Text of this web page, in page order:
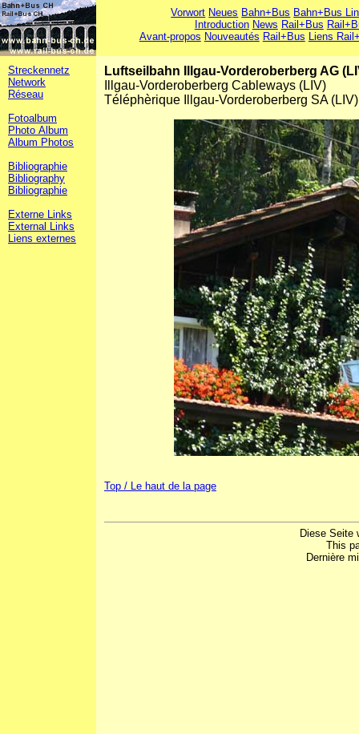
Vorwort Neues Bahn+Bus Bahn+Bus
Introduction News Rail+Bus
Avant-propos Nouveautés Rail+Bus Liens
Streckennetz
Network
Réseau
Fotoalbum
Photo Album
Album Photos
Bibliographie
Bibliography
Bibliographie
Externe Links
External Links
Liens externes
Luftseilbahn Illgau-Vorderoberberg AG
Illgau-Vorderoberberg Cableways (LIV)
Téléphèrique Illgau-Vorderoberberg SA (LIV)
Top / Le haut de la page
Diese Seite
This
Dernière